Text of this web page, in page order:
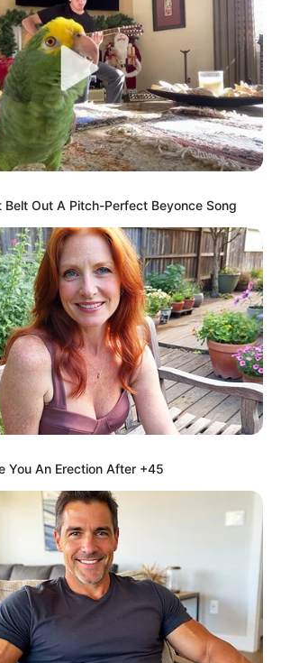
Belt Out A Pitch-Perfect Beyonce Song
You An Erection After +45